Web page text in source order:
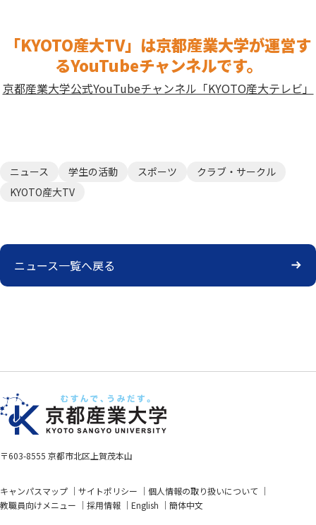
「KYOTO産大TV」は京都産業大学が運営す
るYouTubeチャンネルです。
京都産業大学公式YouTubeチャンネル「KYOTO産大テレビ」
ニュース 学生の活動 スポーツ
クラブ・サークル
KYOTO産大TV
ニュース一覧へ戻る
〒603-8555 京都市北区上賀茂本山
キャンパスマップ サイトポリシー
個人情報の取り扱いについて
教職員向けメニュー
採用情報 English 簡体中文